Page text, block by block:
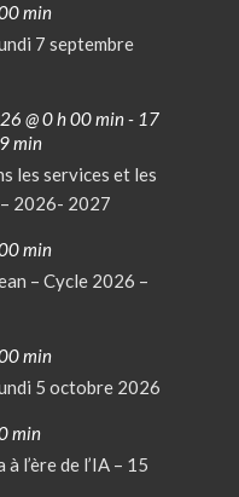
min
7 septembre
@ 0 h 00 min- 17
min
les services et les
2026- 2027
min
– Cycle 2026 –
min
5 octobre 2026
min
l’ère de l’IA – 15